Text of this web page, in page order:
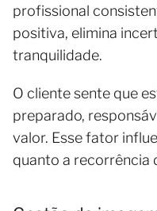
profissional
positiva, elimina
tranquilidade.
O cliente sente que
preparado,
valor. Esse fator
quanto a recorrência